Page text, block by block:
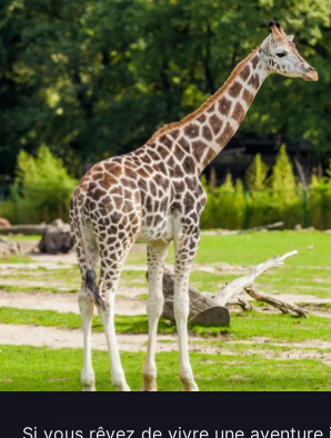
Si vous rêvez de vivre une aventure